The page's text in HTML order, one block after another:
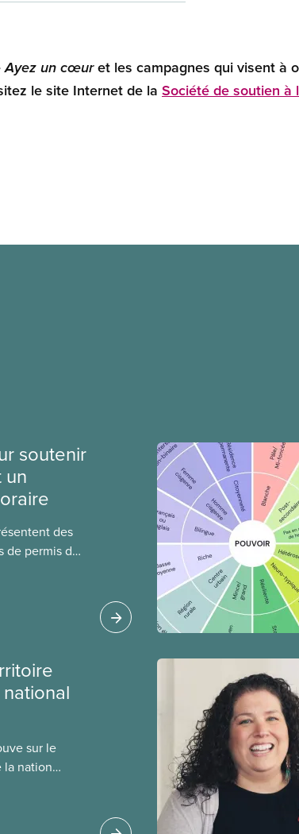
Ayez un cœuret les campagnes qui visent à
le site Internet de la Société de soutien à
soutenir
un
des
de permis de
sur le
nation